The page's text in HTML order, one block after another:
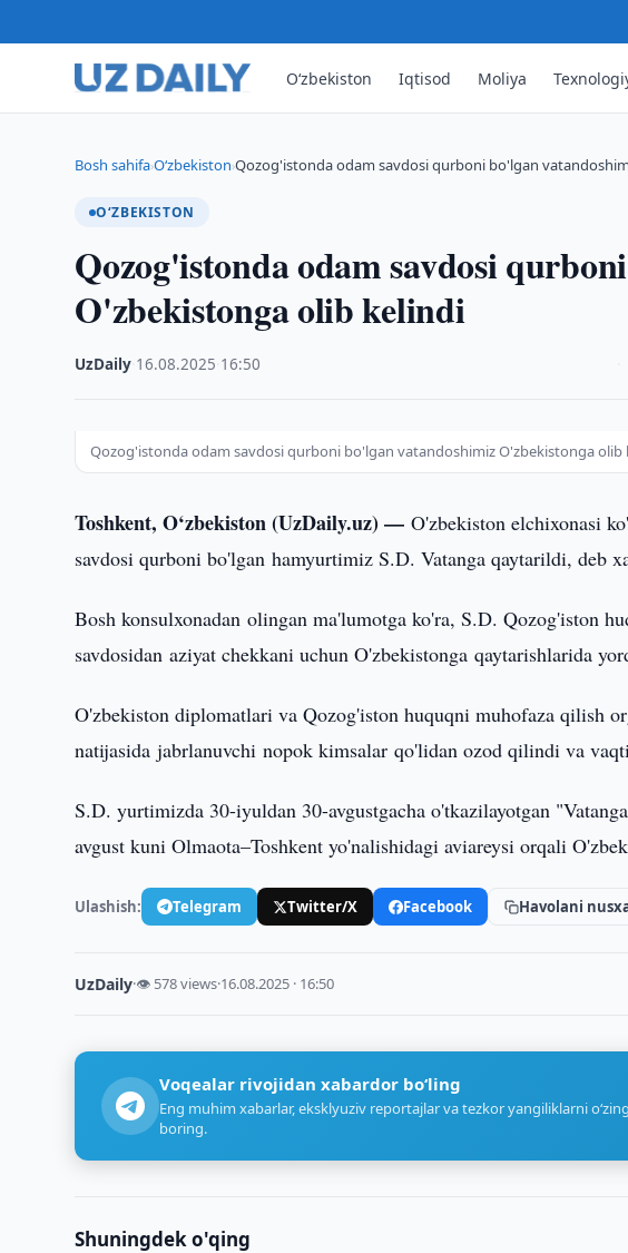
O‘zbekiston Iqtisod Moliya
Bosh sahifa›O‘zbekiston›Qozog'istonda odam savdosi qurboni bo'lgan
O‘ZBEKISTON
Qozog'istonda odam savdosi
O'zbekistonga olib kelindi
UzDaily 16.08.2025 16:50
Qozog'istonda odam savdosi qurboni bo'lgan vatandoshimiz O'zbekistonga olib
Toshkent, O‘zbekiston (UzDaily.uz) —O'zbekiston elchixonasi
savdosi qurboni bo'lgan hamyurtimiz S.D. Vatanga qaytarildi, deb
Bosh konsulxonadan olingan ma'lumotga ko'ra, S.D. Qozog'iston
savdosidan aziyat chekkani uchun O'zbekistonga qaytarishlarida
O'zbekiston diplomatlari va Qozog'iston huquqni muhofaza qilish
natijasida jabrlanuvchi nopok kimsalar qo'lidan ozod qilindi va
S.D. yurtimizda 30-iyuldan 30-avgustgacha o'tkazilayotgan
avgust kuni Olmaota–Toshkent yo'nalishidagi aviareysi orqali
Ulashish: Telegram Twitter/X Facebook Havolani
UzDaily·👁 578 views·16.08.2025 · 16:50
Voqealar rivojidan xabardor bo‘ling
Eng muhim xabarlar, eksklyuziv reportajlar va tezkor yangiliklarni
boring.
Shuningdek o'qing